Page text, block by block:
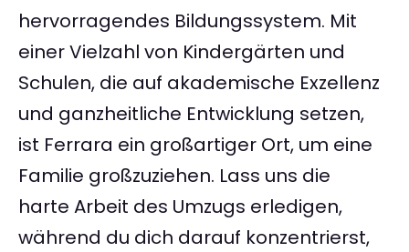
hervorragendes Bildungssystem. Mit
einer Vielzahl von Kindergärten und
Schulen, die auf akademische Exzellenz
und ganzheitliche Entwicklung setzen,
ist Ferrara ein großartiger Ort, um eine
Familie großzuziehen. Lass uns die
harte Arbeit des Umzugs erledigen,
während du dich darauf konzentrierst,